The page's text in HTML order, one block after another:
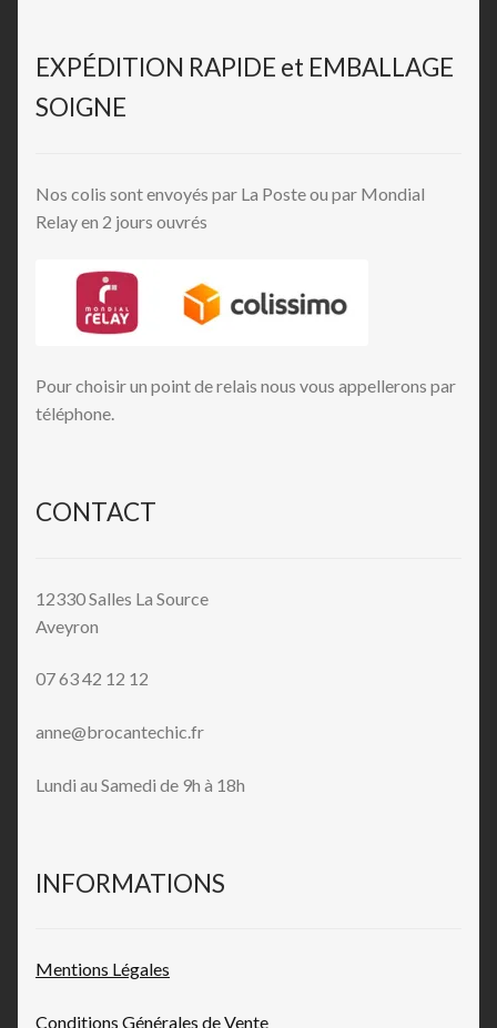
EXPÉDITION RAPIDE et EMBALLAGE
SOIGNE
Nos colis sont envoyés par La Poste ou par Mondial
Relay en 2 jours ouvrés
Pour choisir un point de relais nous vous appellerons par
téléphone.
CONTACT
12330 Salles La Source
Aveyron
07 63 42 12 12
anne@brocantechic.fr
Lundi au Samedi de 9h à 18h
INFORMATIONS
Mentions Légales
Conditions Générales deVente